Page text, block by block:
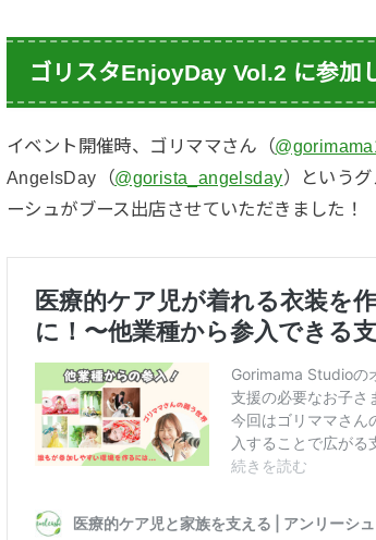
ゴリスタEnjoyDay Vol.2 に参加
イベント開催時、ゴリママさん（
AngelsDay（@gorista_angelsday）という
ーシュがブース出店させていただきました！